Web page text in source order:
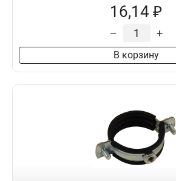
16,14 ₽
– +
В корзину